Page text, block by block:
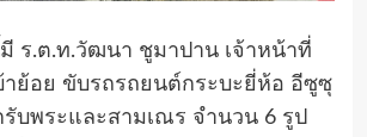
ร.ต.ท.วัฒนา ชูมาปาน เจ้าหน้าที่
าย้อย ขับรถรถยนต์กระบะยี่ห้อ อีซูซุ
บพระและสามเณร จำนวน 6 รูป